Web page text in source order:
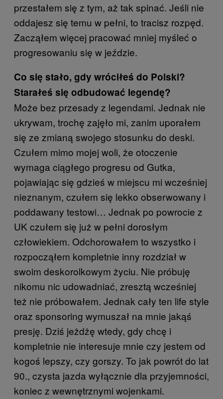
przestałem się z tym, aż tak spinać. Jeśli nie
oddajesz się temu w pełni, to tracisz rozpęd.
Zacząłem więcej pracować mniej myśleć o
progresowaniu się w jeździe.
Co się stało, gdy wróciłeś do Polski?
Starałeś się odbudować legendę?
Może bez przesady z legendami. Jednak nie
ukrywam, trochę zajęło mi, zanim uporałem
się ze zmianą swojego stosunku do deski.
Czułem mimo mojej woli, że otoczenie
wymaga ciągłego progresu od Gutka,
pojawiając się gdzieś w miejscu mi wcześniej
nieznanym, czułem się lekko obserwowany i
poddawany testowi… Jednak po powrocie z
UK czułem się już w pełni dorosłym
człowiekiem. Odchorowałem to wszystko i
rozpocząłem kompletnie inny rozdział w
swoim deskorolkowym życiu. Nie próbuję
nikomu nic udowadniać, zresztą wcześniej
też nie próbowałem. Jednak cały ten life style
oraz sponsoring wymuszał na mnie jakąś
presję. Dziś jeżdżę wtedy, gdy chcę i
kompletnie nie interesuje mnie czy jestem od
kogoś lepszy, czy gorszy. To jak powrót do lat
90., czysta jazda wyłącznie dla przyjemności,
koniec z wewnętrznymi wojenkami.